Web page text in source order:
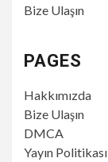
Bize Ulaşın
PAGES
Hakkımızda
Bize Ulaşın
DMCA
Yayın Politikası